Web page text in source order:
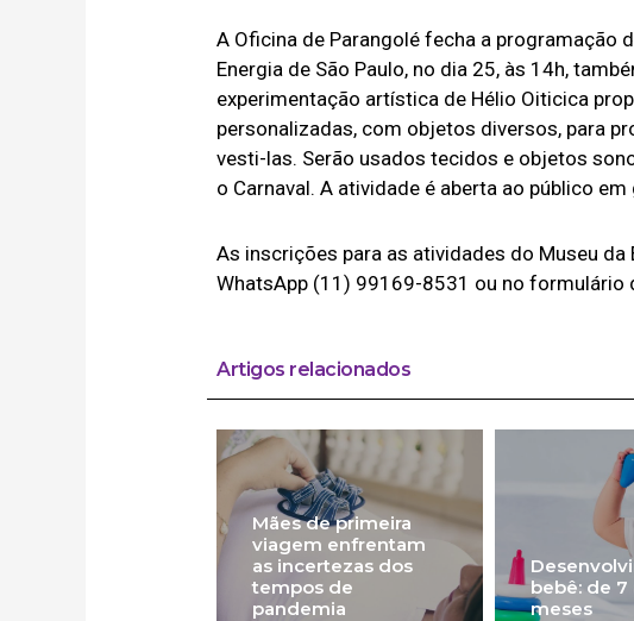
A Oficina de Parangolé fecha a programação
Energia de São Paulo, no dia 25, às 14h,
experimentação artística de Hélio Oiticica
personalizadas, com objetos diversos, para
vesti-las. Serão usados tecidos e objetos
o Carnaval. A atividade é aberta ao público
As inscrições para as atividades do Museu
WhatsApp (11) 99169-8531 ou no formulário
Artigos relacionados
Mães de primeira
viagem enfrentam
as incertezas dos
tempos de
pandemia
bebê: de 7
meses